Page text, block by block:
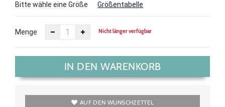
Bitte wähle eine Größe
Größentabelle
Menge Nicht länger verfügbar
IN DEN WARENKORB
AUF DEN WUNSCHZETTEL